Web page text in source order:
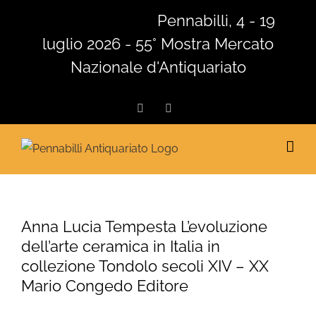
contenuto
Pennabilli, 4 - 19
luglio 2026 - 55° Mostra Mercato
Nazionale d'Antiquariato
Facebook
Anna Lucia Tempesta L’evoluzione
dell’arte ceramica in Italia in
collezione Tondolo secoli XIV – XX
Mario Congedo Editore